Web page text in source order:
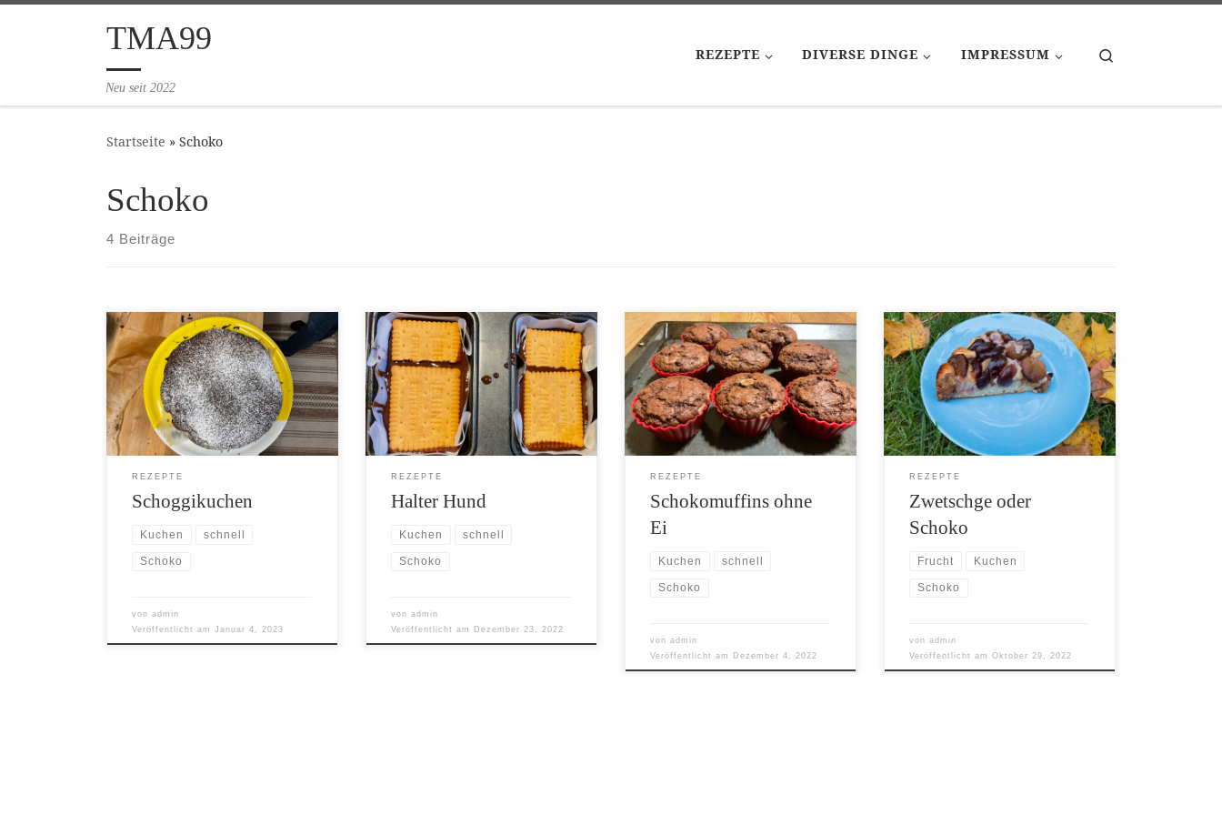
Zum Inhalt springen
TMA99
Neu seit 2022
REZEPTE DIVERSE DINGE IMPRESSUM
Startseite » Schoko
Schoko
4 Beiträge
[…]
REZEPTE
Schoggikuchen
Kuchen schnell
Schoko
vonadmin
Veröffentlicht amJanuar 4, 2023
[…]
REZEPTE
Halter Hund
Kuchen schnell
Schoko
vonadmin
Veröffentlicht am Dezember 23, 2022
[…]
REZEPTE
Schokomuffins ohne
Ei
Kuchen schnell
Schoko
vonadmin
Veröffentlicht am Dezember 4, 2022
[…]
REZEPTE
Zwetschge oder
Schoko
Frucht Kuchen
Schoko
vonadmin
Veröffentlicht amOktober 29, 2022